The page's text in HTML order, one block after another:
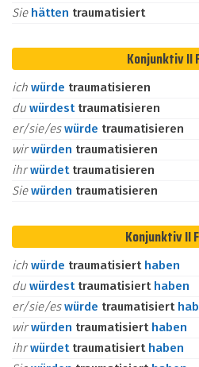
Sie hätten traumatisiert
Konjunktiv II
ich würde traumatisieren
du würdest traumatisieren
er/sie/eswürde traumatisieren
wirwürden traumatisieren
ihrwürdet traumatisieren
Siewürden traumatisieren
Konjunktiv II
ich würde traumatisiert haben
du würdest traumatisiert haben
er/sie/eswürde traumatisiert
wirwürden traumatisiert haben
ihrwürdet traumatisiert haben